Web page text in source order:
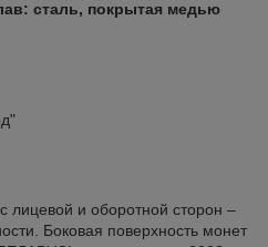
сталь, покрытая медью
и оборотной сторон –
Боковая поверхность монет